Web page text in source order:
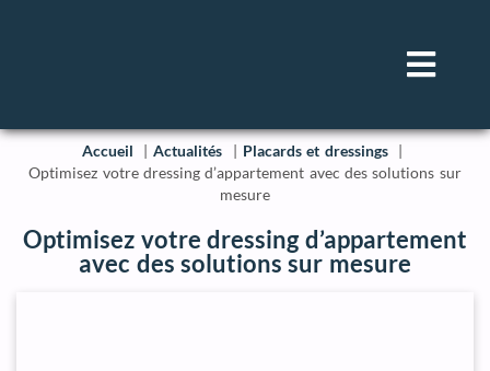
Accueil Actualités
Placards et dressings
Optimisez votre dressing d’appartement avec des solutions sur
mesure
Optimisez votre dressing d’appartement
avec des solutions sur mesure